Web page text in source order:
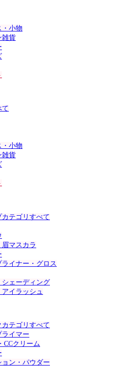
・小物
雑貨
て
・小物
雑貨
カテゴリすべて
マスカラ
ライナー・グロス
ェーディング
イラッシュ
テゴリすべて
ライマー
CCクリーム
ョン・パウダー